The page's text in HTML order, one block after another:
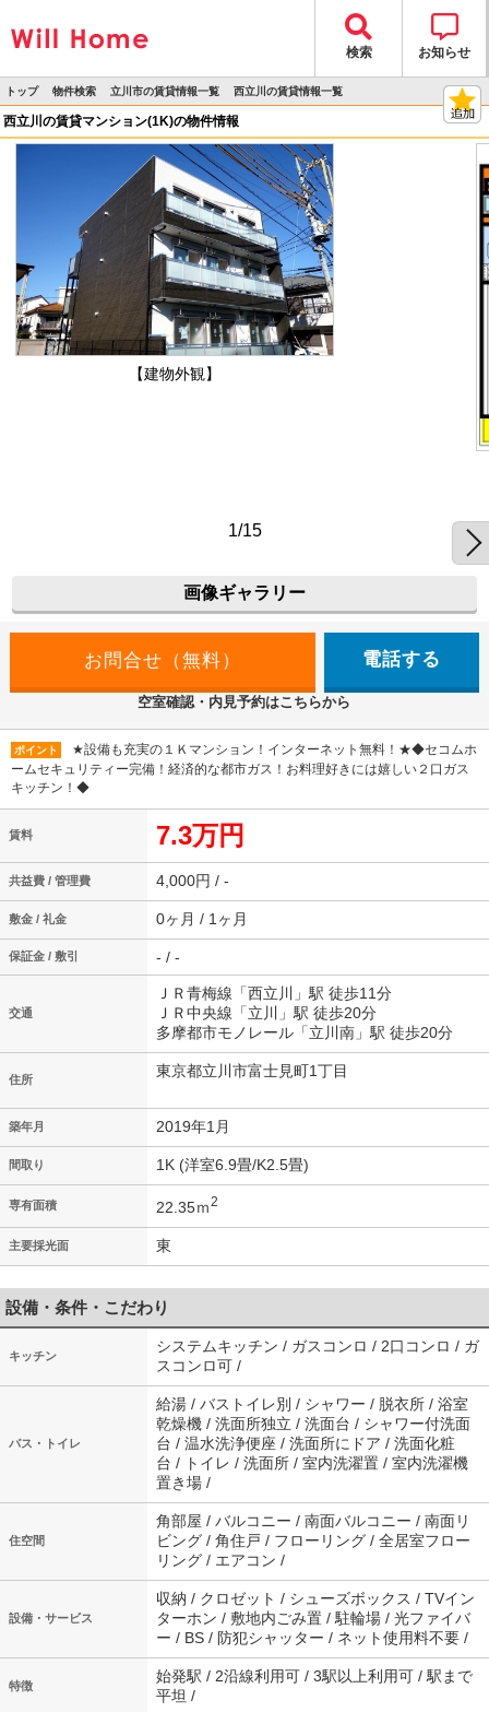
検索 お知らせ
トップ
>
物件検索
>
立川市の賃貸情報一覧
>
西立川の賃貸情報一覧
>
西立川の賃貸マンション(1K)の物件情報
【建物外観】
1/15
画像ギャラリー
電話する
空室確認・内見予約はこちらから
ポイント
★設備も充実の１Ｋマンション！インターネット無料！★◆セコムホ
ームセキュリティー完備！経済的な都市ガス！お料理好きには嬉しい２口ガス
キッチン！◆
賃料 7.3万円
共益費 / 管理費 4,000円 / -
敷金 / 礼金 0ヶ月 / 1ヶ月
保証金 / 敷引 - / -
交通
ＪＲ青梅線「西立川」駅 徒歩11分
ＪＲ中央線「立川」駅 徒歩20分
多摩都市モノレール「立川南」駅 徒歩20分
住所 東京都立川市富士見町1丁目
築年月 2019年1月
間取り 1K (洋室6.9畳/K2.5畳)
専有面積 22.35ｍ2
主要採光面 東
設備・条件・こだわり
キッチン
システムキッチン / ガスコンロ / 2口コンロ / ガ
スコンロ可 /
バス・トイレ
給湯 / バストイレ別 / シャワー / 脱衣所 / 浴室
乾燥機 / 洗面所独立 / 洗面台 / シャワー付洗面
台 / 温水洗浄便座 / 洗面所にドア / 洗面化粧
台 / トイレ / 洗面所 / 室内洗濯置 / 室内洗濯機
置き場 /
住空間
角部屋 / バルコニー / 南面バルコニー / 南面リ
ビング / 角住戸 / フローリング / 全居室フロー
リング / エアコン /
設備・サービス
収納 / クロゼット / シューズボックス / TVイン
ターホン / 敷地内ごみ置 / 駐輪場 / 光ファイバ
ー / BS / 防犯シャッター / ネット使用料不要 /
特徴
始発駅 / 2沿線利用可 / 3駅以上利用可 / 駅まで
平坦 /